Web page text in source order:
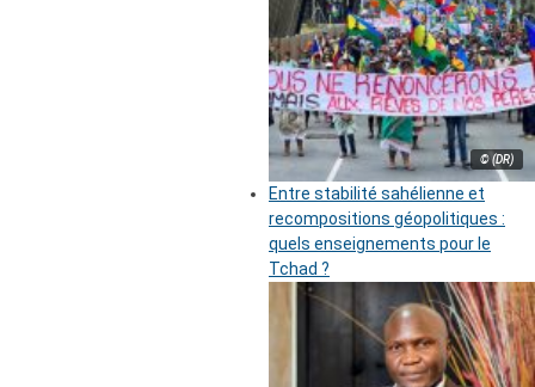
© (DR)
Entre stabilité sahélienne et
recompositions géopolitiques :
quels enseignements pour le
Tchad ?